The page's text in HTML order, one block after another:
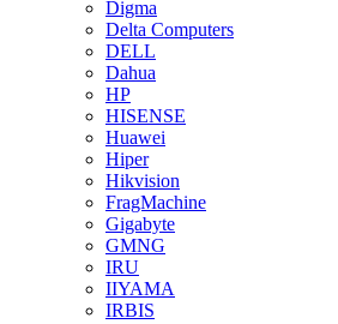
Digma
Delta Computers
DELL
Dahua
HP
HISENSE
Huawei
Hiper
Hikvision
FragMachine
Gigabyte
GMNG
IRU
IIYAMA
IRBIS